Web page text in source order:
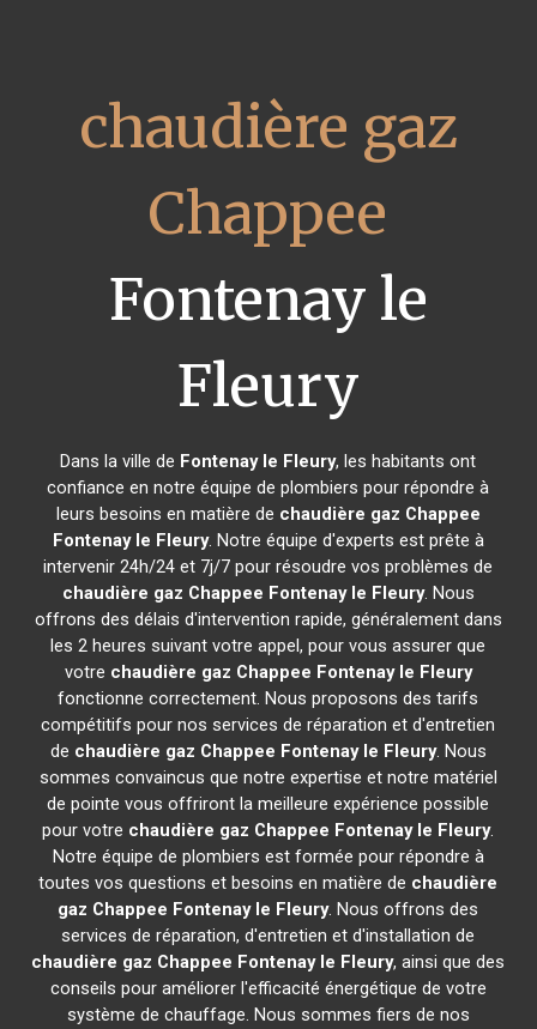
chaudière gaz
Chappee
Fontenay le
Fleury
Dans la ville de Fontenay le Fleury, les habitants ont
confiance en notre équipe de plombiers pour répondre à
leurs besoins en matière de chaudière gaz Chappee
Fontenay le Fleury. Notre équipe d'experts est prête à
intervenir 24h/24 et 7j/7 pour résoudre vos problèmes de
chaudière gaz Chappee Fontenay le Fleury. Nous
offrons des délais d'intervention rapide, généralement dans
les 2 heures suivant votre appel, pour vous assurer que
votre chaudière gaz Chappee Fontenay le Fleury
fonctionne correctement. Nous proposons des tarifs
compétitifs pour nos services de réparation et d'entretien
de chaudière gaz Chappee Fontenay le Fleury. Nous
sommes convaincus que notre expertise et notre matériel
de pointe vous offriront la meilleure expérience possible
pour votre chaudière gaz Chappee Fontenay le Fleury.
Notre équipe de plombiers est formée pour répondre à
toutes vos questions et besoins en matière de chaudière
gaz Chappee Fontenay le Fleury. Nous offrons des
services de réparation, d'entretien et d'installation de
chaudière gaz Chappee Fontenay le Fleury, ainsi que des
conseils pour améliorer l'efficacité énergétique de votre
système de chauffage. Nous sommes fiers de nos